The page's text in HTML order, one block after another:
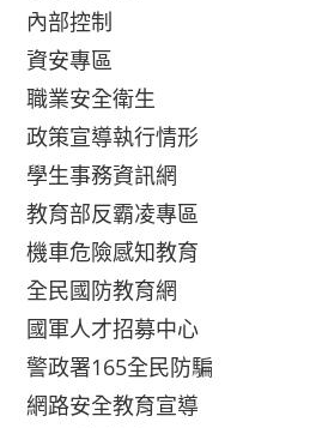
內部控制
資安專區
職業安全衛生
政策宣導執行情形
學生事務資訊網
教育部反霸凌專區
機車危險感知教育
全民國防教育網
國軍人才招募中心
警政署165全民防騙
網路安全教育宣導